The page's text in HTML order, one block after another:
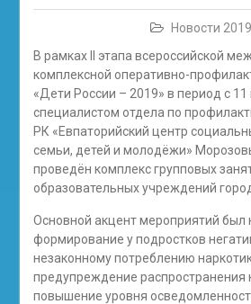
Новости 2019
В рамках II этапа всероссийской
комплексной оперативно-
«Дети России – 2019» в период с 11
специалистом отдела по
РК «Евпаторийский центр
семьи, детей и молодёжи»
проведён комплекс групповых
образовательных учреждений
Основной акцент мероприятий был
формирование у подростков
незаконному потреблению
предупреждение распространения
повышение уровня